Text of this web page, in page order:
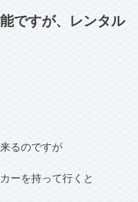
ですが、レンタル
るのですが
ーを持って行くと